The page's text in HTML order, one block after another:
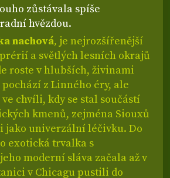
zůstávala spíše
hvězdou.
nachová, je nejrozšířenější
a světlých lesních okrajů
roste v hlubších, živinami
z Linného éry, ale
chvíli, kdy se stal součástí
kmenů, zejména Siouxů
jako univerzální léčivku. Do
exotická trvalka s
moderní sláva začala až v
v Chicagu pustili do